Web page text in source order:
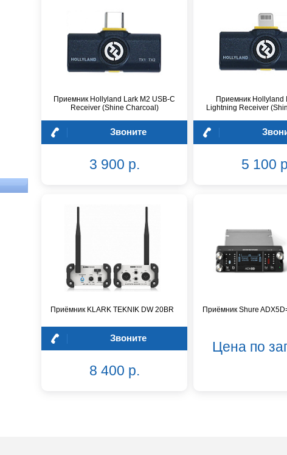
Приемник Hollyland Lark M2 USB-C
Receiver (Shine Charcoal)
Звоните
3 900 р.
Приемник Hollyland
Lightning Receiver
5 100
Приёмник KLARK TEKNIK DW 20BR
Звоните
8 400 р.
Приёмник Shure
Цена по